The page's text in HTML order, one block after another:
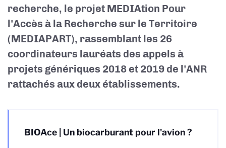
recherche, le projet MEDIAtion Pour
l'Accès à la Recherche sur le Territoire
(MEDIAPART), rassemblant les 26
coordinateurs lauréats des appels à
projets génériques 2018 et 2019 de l'ANR
rattachés aux deux établissements.
BIOAce | Un biocarburant pour l'avion ?